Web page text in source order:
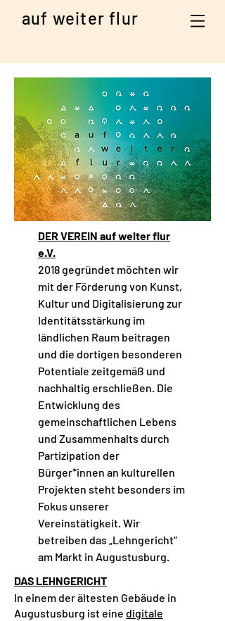
auf weiter flur
DER VEREIN auf weiter flur
e.V.
2018 gegründet möchten wir
mit der Förderung von Kunst,
Kultur und Digitalisierung zur
Identitätsstärkung im
ländlichen Raum beitragen
und die dortigen besonderen
Potentiale zeitgemäß und
nachhaltig erschließen. Die
Entwicklung des
gemeinschaftlichen Lebens
und Zusammenhalts durch
Partizipation der
Bürger*innen an kulturellen
Projekten steht besonders im
Fokus unserer
Vereinstätigkeit. Wir
betreiben das „Lehngericht“
am Markt in Augustusburg.
DAS LEHNGERICHT
In einem der ältesten Gebäude in
Augustusburg ist eine digitale